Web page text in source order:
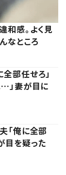
和感。よく見
なところ
部任せろ」
」妻が目に
「俺に全部
目を疑った